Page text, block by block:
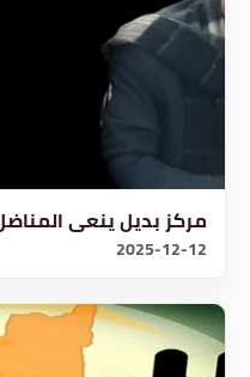
مركز بديل ينعى
2025-12-12